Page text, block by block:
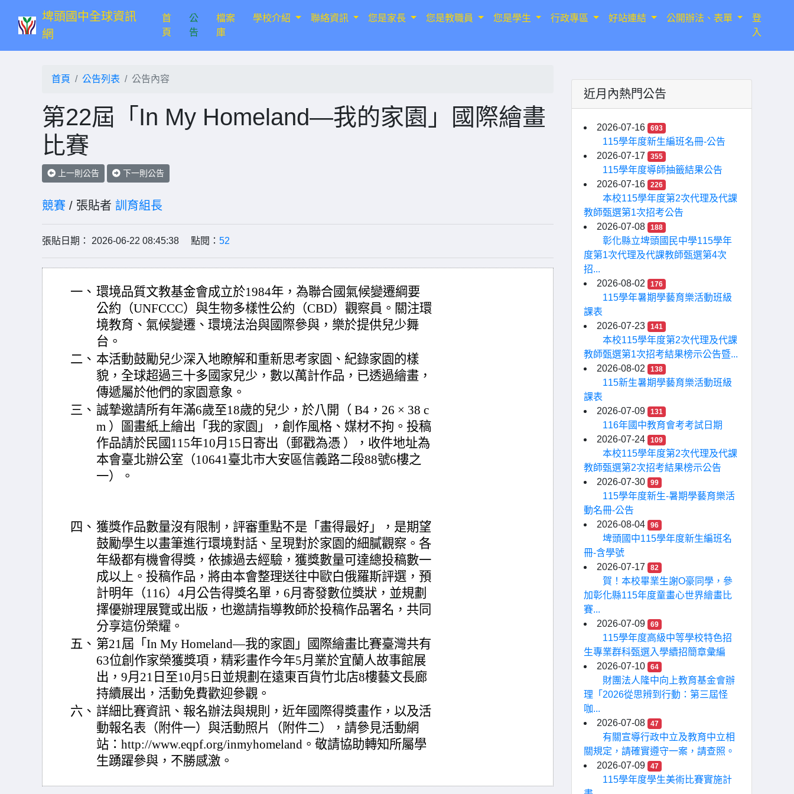
埤頭國中全球資訊
網
首
頁(current)
公
告
檔案
庫
學校介紹 聯絡資訊 您是家長 您是教職員 您是學生 行政專區 好站連結 公開辦法、表單
登
入
首頁 公告列表 公告內容
第22屆「In My Homeland—我的家園」國際繪畫
比賽
上一則公告 下一則公告
競賽 / 張貼者 訓育組長
張貼日期： 2026-06-22 08:45:38 點閱： 52
一、 環境品質文教基金會成立於1984年，為聯合國氣候變遷綱要
公約（UNFCCC）與生物多樣性公約（CBD）觀察員。關注環
境教育、氣候變遷、環境法治與國際參與，樂於提供兒少舞
台。
二、 本活動鼓勵兒少深入地瞭解和重新思考家園、紀錄家園的樣
貌，全球超過三十多國家兒少，數以萬計作品，已透過繪畫，
傳遞屬於他們的家園意象。
三、 誠摯邀請所有年滿6歲至18歲的兒少，於八開（ B4，26 × 38 c
m ）圖畫紙上繪出「我的家園」，創作風格、媒材不拘。投稿
作品請於民國115年10月15日寄出（郵戳為憑 ），收件地址為
本會臺北辦公室（10641臺北市大安區信義路二段88號6樓之
一）。
四、 獲獎作品數量沒有限制，評審重點不是「畫得最好」，是期望
鼓勵學生以畫筆進行環境對話、呈現對於家園的細膩觀察。各
年級都有機會得獎，依據過去經驗，獲獎數量可達總投稿數一
成以上。投稿作品，將由本會整理送往中歐白俄羅斯評選，預
計明年（116）4月公告得獎名單，6月寄發數位獎狀，並規劃
擇優辦理展覽或出版，也邀請指導教師於投稿作品署名，共同
分享這份榮耀。
五、 第21屆「In My Homeland—我的家園」國際繪畫比賽臺灣共有
63位創作家榮獲獎項，精彩畫作今年5月業於宜蘭人故事館展
出，9月21日至10月5日並規劃在遠東百貨竹北店8樓藝文長廊
持續展出，活動免費歡迎參觀。
六、 詳細比賽資訊、報名辦法與規則，近年國際得獎畫作，以及活
動報名表（附件一）與活動照片（附件二），請參見活動網
站：http://www.eqpf.org/inmyhomeland。敬請協助轉知所屬學
生踴躍參與，不勝感激。
近月內熱門公告
2026-07-16 693
115學年度新生編班名冊-公告
2026-07-17
355
115學年度導師抽籤結果公告
2026-07-16
226
本校115學年度第2次代理及代課
教師甄選第1次招考公告
2026-07-08
188
彰化縣立埤頭國民中學115學年
度第1次代理及代課教師甄選第4次
招...
2026-08-02
176
115學年暑期學藝育樂活動班級
課表
2026-07-23
141
本校115學年度第2次代理及代課
教師甄選第1次招考結果榜示公告暨...
2026-08-02
138
115新生暑期學藝育樂活動班級
課表
2026-07-09
131
116年國中教育會考考試日期
2026-07-24
109
本校115學年度第2次代理及代課
教師甄選第2次招考結果榜示公告
2026-07-30
99
115學年度新生-暑期學藝育樂活
動名冊-公告
2026-08-04
96
埤頭國中115學年度新生編班名
冊-含學號
2026-07-17
82
賀！本校畢業生謝O豪同學，參
加彰化縣115年度童畫心世界繪畫比
賽...
2026-07-09
69
115學年度高級中等學校特色招
生專業群科甄選入學續招簡章彙編
2026-07-10
64
財團法人隆中向上教育基金會辦
理「2026從思辨到行動：第三屆怪
咖...
2026-07-08
47
有關宣導行政中立及教育中立相
關規定，請確實遵守一案，請查照。
2026-07-09
47
115學年度學生美術比賽實施計